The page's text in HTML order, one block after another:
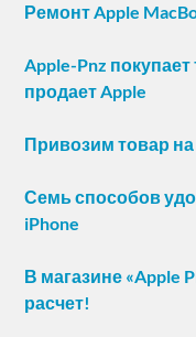
Ремонт Apple
Apple-Pnz
продает Apple
Привозим товар на
Семь способов
iPhone
В магазине «Apple
расчет!